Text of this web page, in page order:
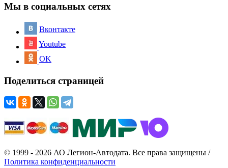
Мы в социальных сетях
Вконтакте
Youtube
OK
Поделиться страницей
© 1999 - 2026 АО Легион-Автодата. Все права защищены /
Политика конфиденциальности